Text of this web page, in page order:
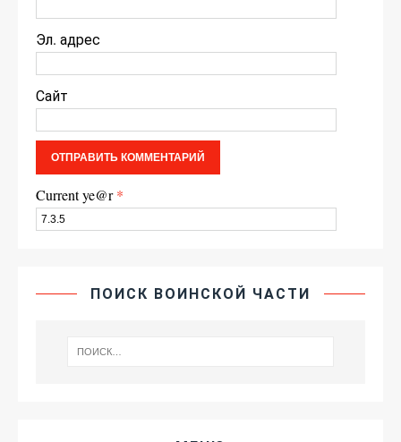
Эл. адрес
Сайт
Current ye@r*
ПОИСК ВОИНСКОЙ ЧАСТИ